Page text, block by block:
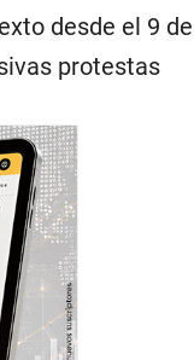
desde el 9 de
protestas